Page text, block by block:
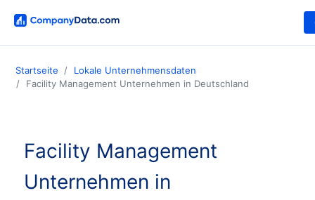
Startseite
Lokale Unternehmensdaten
Facility Management Unternehmen in Deutschland
Facility Management
Unternehmen in